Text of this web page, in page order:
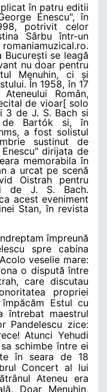
în patru editii
Enescu", în
potrivit celor
Sârbu într-un
se leagă
nu doar pentru
Menuhin, ci și
În 1958, în 17
Român,
de vioar[ solo
3 de J. S. Bach si
de Bartók si, în
a fost solistul
sustinut de
dirijata de
memorabila în
a urcat pe scenă
Oistrah pentru
de J. S. Bach.
acest eveniment
Stan, în revista
împreună
spre cabina
veselie mare:
o dispută între
care discutau
propriei
Estul cu
întrebat maestrul
Pandelescu zice:
Atunci Yehudi
schimbe între ei
în seara de 18
Concert al lui
Ateneu era
Doar Menuhin,